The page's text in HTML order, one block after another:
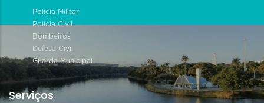
Polícia Militar
Polícia Civil
Bombeiros
Defesa Civil
Guarda Municipal
Serviços